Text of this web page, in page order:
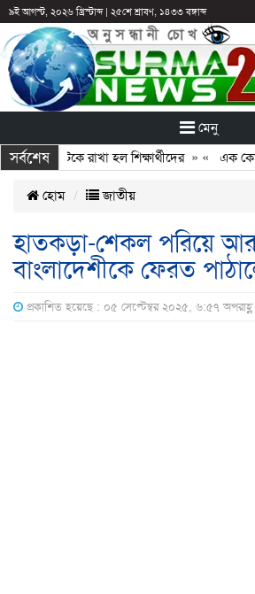
৯ই আগস্ট, ২০২৬ খ্রিস্টাব্দ| ২৫শে শ্রাবণ, ১৪৩৩ বঙ্গাব্দ
মেনু
সর্বশেষ
পরও আটকে রাখা হল শিক্ষার্থীদের» « এক কোটি
হোম জাতীয়
হাতকড়া-শেকল পরিয়ে
বাংলাদেশীকে ফেরত
প্রকাশিত হয়েছে : ০৫ সেপ্টেম্বর ২০২৫, ৬:৫৭ অপরাহ্ণ